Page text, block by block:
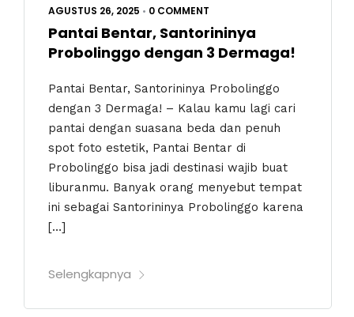
AGUSTUS 26, 2025 • 0 COMMENT
Pantai Bentar, Santorininya
Probolinggo dengan 3 Dermaga!
Pantai Bentar, Santorininya Probolinggo
dengan 3 Dermaga! – Kalau kamu lagi cari
pantai dengan suasana beda dan penuh
spot foto estetik, Pantai Bentar di
Probolinggo bisa jadi destinasi wajib buat
liburanmu. Banyak orang menyebut tempat
ini sebagai Santorininya Probolinggo karena
[…]
Selengkapnya